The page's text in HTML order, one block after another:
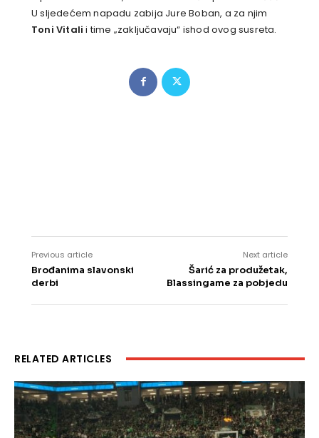
U sljedećem napadu zabija Jure Boban, a za njim
Toni Vitali i time „zaključavaju“ ishod ovog susreta.
Previous article
Brođanima slavonski
derbi
Next article
Šarić za produžetak,
Blassingame za pobjedu
RELATED ARTICLES